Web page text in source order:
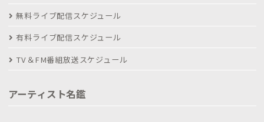
無料ライブ配信スケジュール
有料ライブ配信スケジュール
TV＆FM番組放送スケジュール
アーティスト名鑑